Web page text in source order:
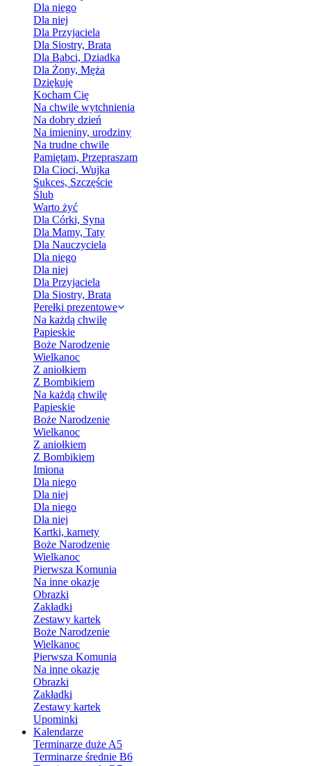
Dla niego
Dla niej
Dla Przyjaciela
Dla Siostry, Brata
Dla Babci, Dziadka
Dla Żony, Męża
Dziękuję
Kocham Cię
Na chwile wytchnienia
Na dobry dzień
Na imieniny, urodziny
Na trudne chwile
Pamiętam, Przepraszam
Dla Cioci, Wujka
Sukces, Szczęście
Ślub
Warto żyć
Dla Córki, Syna
Dla Mamy, Taty
Dla Nauczyciela
Dla niego
Dla niej
Dla Przyjaciela
Dla Siostry, Brata
Perełki prezentowe
Na każdą chwilę
Papieskie
Boże Narodzenie
Wielkanoc
Z aniołkiem
Z Bombikiem
Na każdą chwilę
Papieskie
Boże Narodzenie
Wielkanoc
Z aniołkiem
Z Bombikiem
Imiona
Dla niego
Dla niej
Dla niego
Dla niej
Kartki, karnety
Boże Narodzenie
Wielkanoc
Pierwsza Komunia
Na inne okazje
Obrazki
Zakładki
Zestawy kartek
Boże Narodzenie
Wielkanoc
Pierwsza Komunia
Na inne okazje
Obrazki
Zakładki
Zestawy kartek
Upominki
Kalendarze
Terminarze duże A5
Terminarze średnie B6